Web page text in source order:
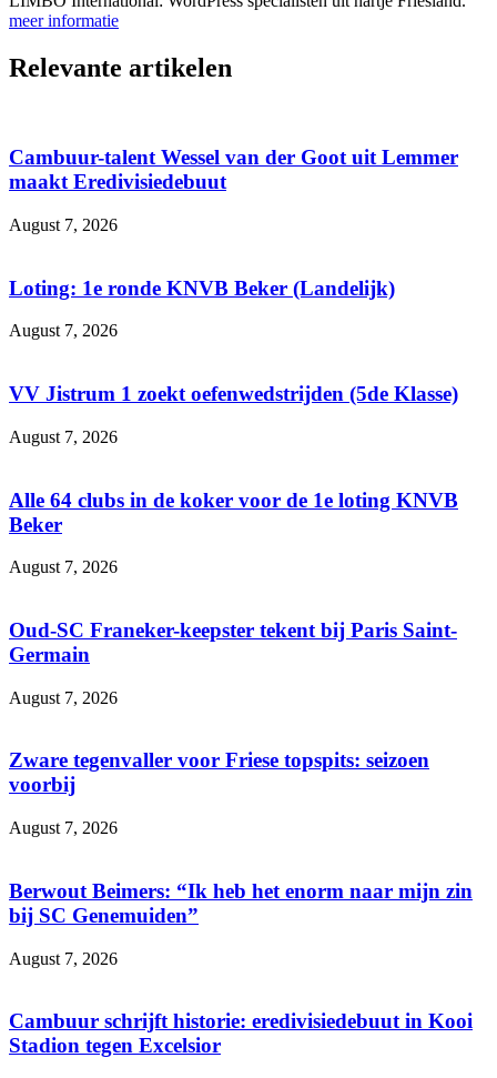
meer informatie
Relevante artikelen
Cambuur-talent Wessel van der Goot uit Lemmer
maakt Eredivisiedebuut
August 7, 2026
Loting: 1e ronde KNVB Beker (Landelijk)
August 7, 2026
VV Jistrum 1 zoekt oefenwedstrijden (5de Klasse)
August 7, 2026
Alle 64 clubs in de koker voor de 1e loting KNVB
Beker
August 7, 2026
Oud-SC Franeker-keepster tekent bij Paris Saint-
Germain
August 7, 2026
Zware tegenvaller voor Friese topspits: seizoen
voorbij
August 7, 2026
Berwout Beimers: “Ik heb het enorm naar mijn zin
bij SC Genemuiden”
August 7, 2026
Cambuur schrijft historie: eredivisiedebuut in Kooi
Stadion tegen Excelsior